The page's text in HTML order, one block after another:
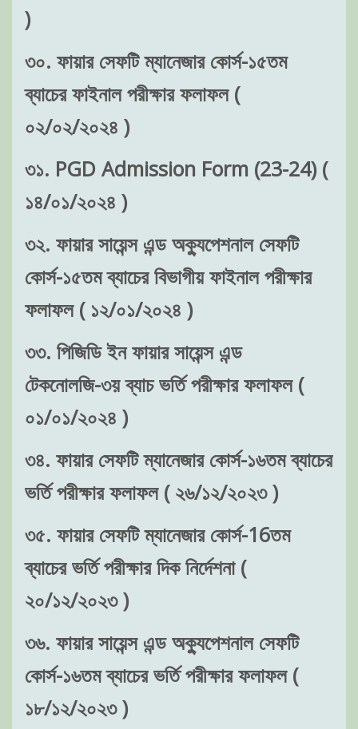
)
৩০. ফায়ার সেফটি ম্যানেজার কোর্স-১৫তম
ব্যাচের ফাইনাল পরীক্ষার ফলাফল (
০২/০২/২০২৪ )
৩১. PGD Admission Form (23-24) (
১৪/০১/২০২৪ )
৩২. ফায়ার সায়েন্স এন্ড অক্যুপেশনাল সেফটি
কোর্স-১৫তম ব্যাচের বিভাগীয় ফাইনাল পরীক্ষার
ফলাফল ( ১২/০১/২০২৪ )
৩৩. পিজিডি ইন ফায়ার সায়েন্স এন্ড
টেকনোলজি-৩য় ব্যাচ ভর্তি পরীক্ষার ফলাফল (
০১/০১/২০২৪ )
৩৪. ফায়ার সেফটি ম্যানেজার কোর্স-১৬তম ব্যাচের
ভর্তি পরীক্ষার ফলাফল ( ২৬/১২/২০২৩ )
৩৫. ফায়ার সেফটি ম্যানেজার কোর্স-16তম
ব্যাচের ভর্তি পরীক্ষার দিক নির্দেশনা (
২০/১২/২০২৩ )
৩৬. ফায়ার সায়েন্স এন্ড অক্যুপেশনাল সেফটি
কোর্স-১৬তম ব্যাচের ভর্তি পরীক্ষার ফলাফল (
১৮/১২/২০২৩ )